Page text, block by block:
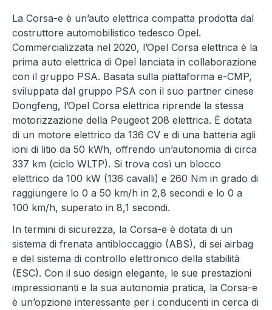
La Corsa-e è un’auto elettrica compatta prodotta dal
costruttore automobilistico tedesco Opel.
Commercializzata nel 2020, l’Opel Corsa elettrica è la
prima auto elettrica di Opel lanciata in collaborazione
con il gruppo PSA. Basata sulla piattaforma e-CMP,
sviluppata dal gruppo PSA con il suo partner cinese
Dongfeng, l’Opel Corsa elettrica riprende la stessa
motorizzazione della Peugeot 208 elettrica. È dotata
di un motore elettrico da 136 CV e di una batteria agli
ioni di litio da 50 kWh, offrendo un’autonomia di circa
337 km (ciclo WLTP). Si trova così un blocco
elettrico da 100 kW (136 cavalli) e 260 Nm in grado di
raggiungere lo 0 a 50 km/h in 2,8 secondi e lo 0 a
100 km/h, superato in 8,1 secondi.
In termini di sicurezza, la Corsa-e è dotata di un
sistema di frenata antibloccaggio (ABS), di sei airbag
e del sistema di controllo elettronico della stabilità
(ESC). Con il suo design elegante, le sue prestazioni
impressionanti e la sua autonomia pratica, la Corsa-e
è un’opzione interessante per i conducenti in cerca di